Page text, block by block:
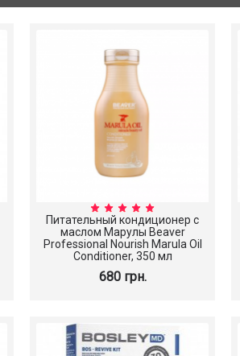
Питательный кондиционер с
маслом Марулы Beaver
Professional Nourish Marula Oil
Conditioner, 350 мл
680 грн.